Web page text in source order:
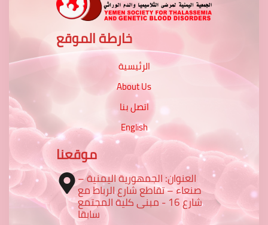
خارطة الموقع
الرئيسية
About Us
اتصل بنا
English
موقعنا
العنوان: الجمهورية اليمنية –
صنعاء – تقاطع شارع الرباط مع
شارع 16 - مبنى كلية المجتمع
سابقا